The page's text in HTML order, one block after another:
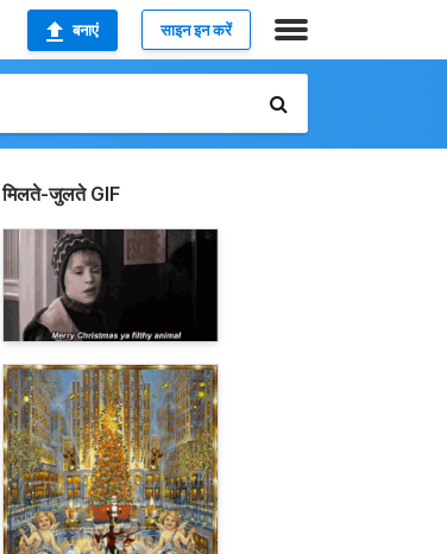
बनाएं साइन इन करें
मिलते-जुलते GIF